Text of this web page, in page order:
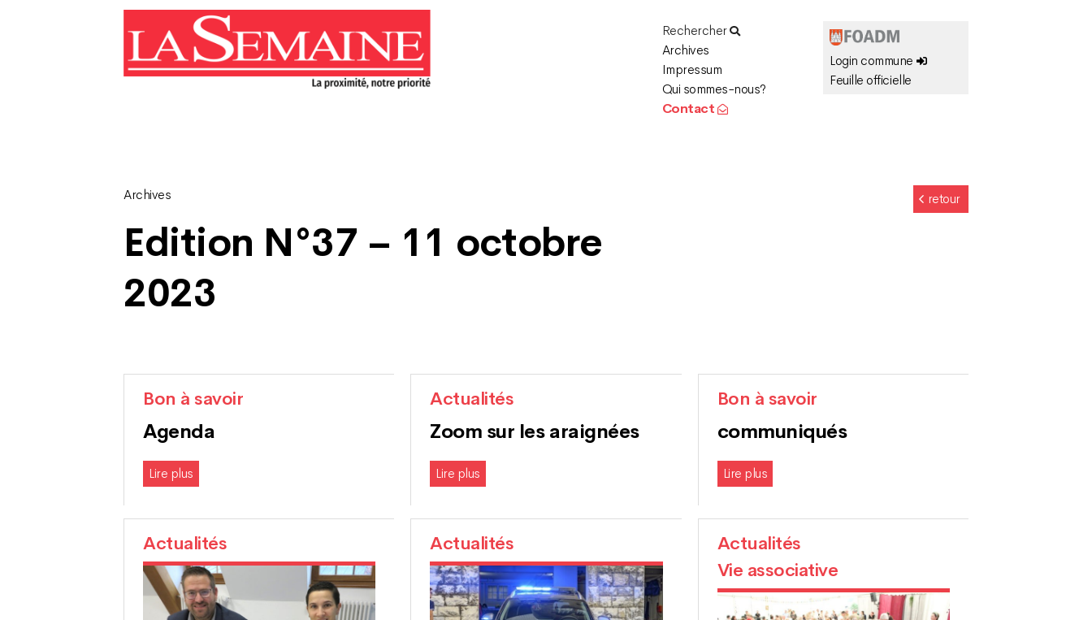
Rechercher
Archives
Impressum
Qui sommes-nous?
Contact
Login commune
Feuille officielle
Archives
Edition N°37 – 11 octobre
2023
retour
Bon à savoir
Agenda
Lire plus
Actualités
Zoom sur les araignées
Lire plus
Bon à savoir
communiqués
Lire plus
Actualités Actualités
Actualités
Vie associative